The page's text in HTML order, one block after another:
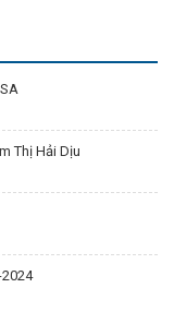
Thị Hải Dịu
2024